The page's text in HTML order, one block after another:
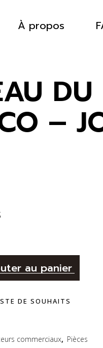
À propos
DU
–
au panier
DE SOUHAITS
commerciaux, Pièces